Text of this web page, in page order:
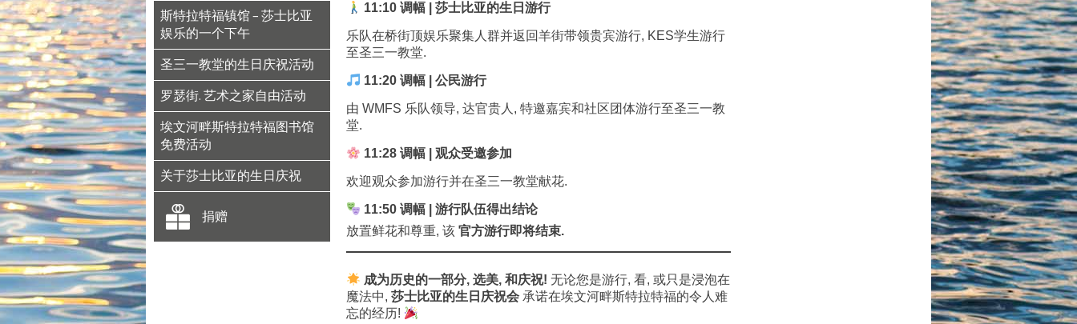
斯特拉特福镇馆 – 莎士比亚
娱乐的一个下午
圣三一教堂的生日庆祝活动
罗瑟街. 艺术之家自由活动
埃文河畔斯特拉特福图书馆
免费活动
关于莎士比亚的生日庆祝
捐赠
11:10 调幅 | 莎士比亚的生日游行
乐队在桥街顶娱乐聚集人群并返回羊街带领贵宾游行, KES学生游行
至圣三一教堂.
11:20 调幅 | 公民游行
由 WMFS 乐队领导, 达官贵人, 特邀嘉宾和社区团体游行至圣三一教
堂.
11:28 调幅 | 观众受邀参加
欢迎观众参加游行并在圣三一教堂献花.
11:50 调幅 | 游行队伍得出结论
放置鲜花和尊重, 该 官方游行即将结束.
成为历史的一部分, 选美, 和庆祝! 无论您是游行, 看, 或只是浸泡在
魔法中, 莎士比亚的生日庆祝会 承诺在埃文河畔斯特拉特福的令人难
忘的经历!